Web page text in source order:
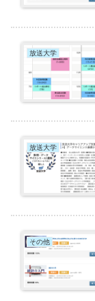
放送大学
放送大学
その他